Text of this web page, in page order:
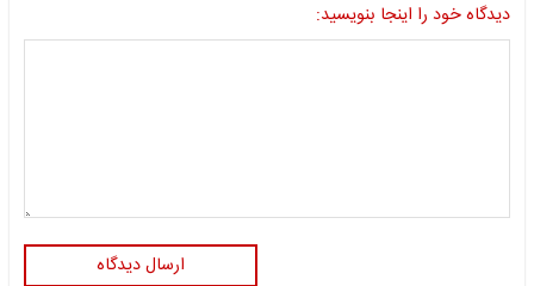
دیدگاه خود را اینجا بنویسید:
ارسال دیدگاه